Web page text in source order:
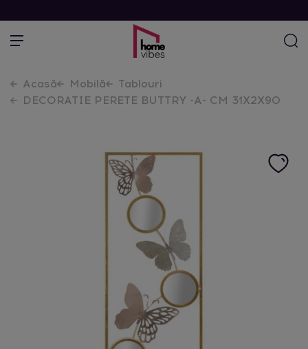
Acasă Mobilă
Tablouri
DECORATIE PERETE BUTTRY -A- CM 31X2X90